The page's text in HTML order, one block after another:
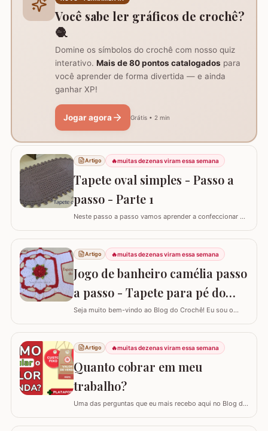
mesa ou tapetes. Vamos aprender com…
Você sabe ler gráficos de crochê?
🧶
Domine os símbolos do crochê com nosso quiz
interativo. Mais de 80 pontos catalogados para
você aprender de forma divertida — e ainda
ganhar XP!
Jogar agora Grátis • 2 min
Artigo 🔥muitas dezenas viram essa semana
Tapete oval simples - Passo a
passo - Parte 1
Neste passo a passo vamos aprender a confeccionar o
encantadores, mas os tapetes clean são muito bem
vindos na decoração não é mesmo? Esta é a primeira
parte do passo a passo, para ver a segunda parte siga o
link: Tapete oval simples - Parte 2 Este…
Artigo 🔥muitas dezenas viram essa semana
Jogo de banheiro camélia passo
a passo - Tapete para pé do
vaso
Seja muito bem-vindo ao Blog do Crochê! Eu sou o
tapete camélia para o pé do vaso sanitário. Este passo
a passo foi elaborado com muito carinho para que você
complete seu jogo de banheiro com perfeição. É uma
peça com encaixe preciso e um…
Artigo 🔥muitas dezenas viram essa semana
Quanto cobrar em meu
trabalho?
Uma das perguntas que eu mais recebo aqui no Blog do
quem já tem estrada, é: "Samuel, quanto eu devo cobrar